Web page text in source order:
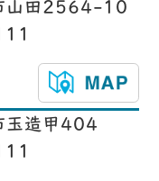
山田2564-10
造甲404